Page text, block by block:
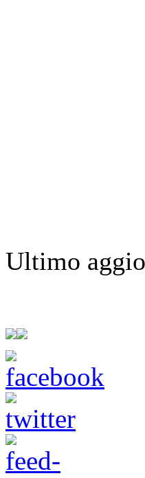
Ultimo